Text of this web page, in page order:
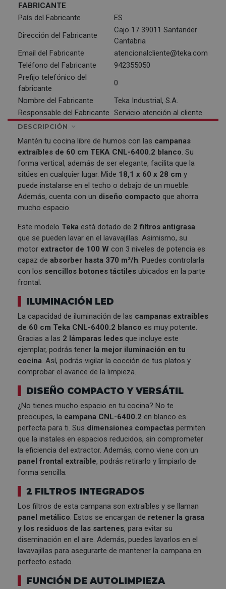
FABRICANTE
País del Fabricante
ES
Dirección del Fabricante
Cajo 17 39011 Santander
Cantabria
Email del Fabricante
atencionalcliente@teka.com
Teléfono del Fabricante
942355050
Prefijo telefónico del
fabricante
0
Nombre del Fabricante
Teka Industrial, S.A.
Responsable del Fabricante Servicio atención al cliente
DESCRIPCIÓN
Mantén tu cocina libre de humos con las campanas
extraíbles de 60 cm TEKA CNL-6400.2 blanco. Su
forma vertical, además de ser elegante, facilita que la
sitúes en cualquier lugar. Mide 18,1 x 60 x 28 cm y
puede instalarse en el techo o debajo de un mueble.
Además, cuenta con un diseño compacto que ahorra
mucho espacio.
Este modelo Teka está dotado de 2 filtros antigrasa
que se pueden lavar en el lavavajillas. Asimismo, su
motor extractor de 100 W con 3 niveles de potencia es
capaz de absorber hasta 370 m³/h. Puedes controlarla
con los sencillos botones táctiles ubicados en la parte
frontal.
ILUMINACIÓN LED
La capacidad de iluminación de las campanas extraíbles
de 60 cm Teka CNL-6400.2 blanco es muy potente.
Gracias a las 2 lámparas ledes que incluye este
ejemplar, podrás tener la mejor iluminación en tu
cocina. Así, podrás vigilar la cocción de tus platos y
comprobar el avance de la limpieza.
DISEÑO COMPACTO Y VERSÁTIL
¿No tienes mucho espacio en tu cocina? No te
preocupes, la campana CNL-6400.2 en blanco es
perfecta para ti. Sus dimensiones compactas permiten
que la instales en espacios reducidos, sin comprometer
la eficiencia del extractor. Además, como viene con un
panel frontal extraíble, podrás retirarlo y limpiarlo de
forma sencilla.
2 FILTROS INTEGRADOS
Los filtros de esta campana son extraíbles y se llaman
panel metálico. Estos se encargan de retener la grasa
y los residuos de las sartenes, para evitar su
diseminación en el aire. Además, puedes lavarlos en el
lavavajillas para asegurarte de mantener la campana en
perfecto estado.
FUNCIÓN DE AUTOLIMPIEZA